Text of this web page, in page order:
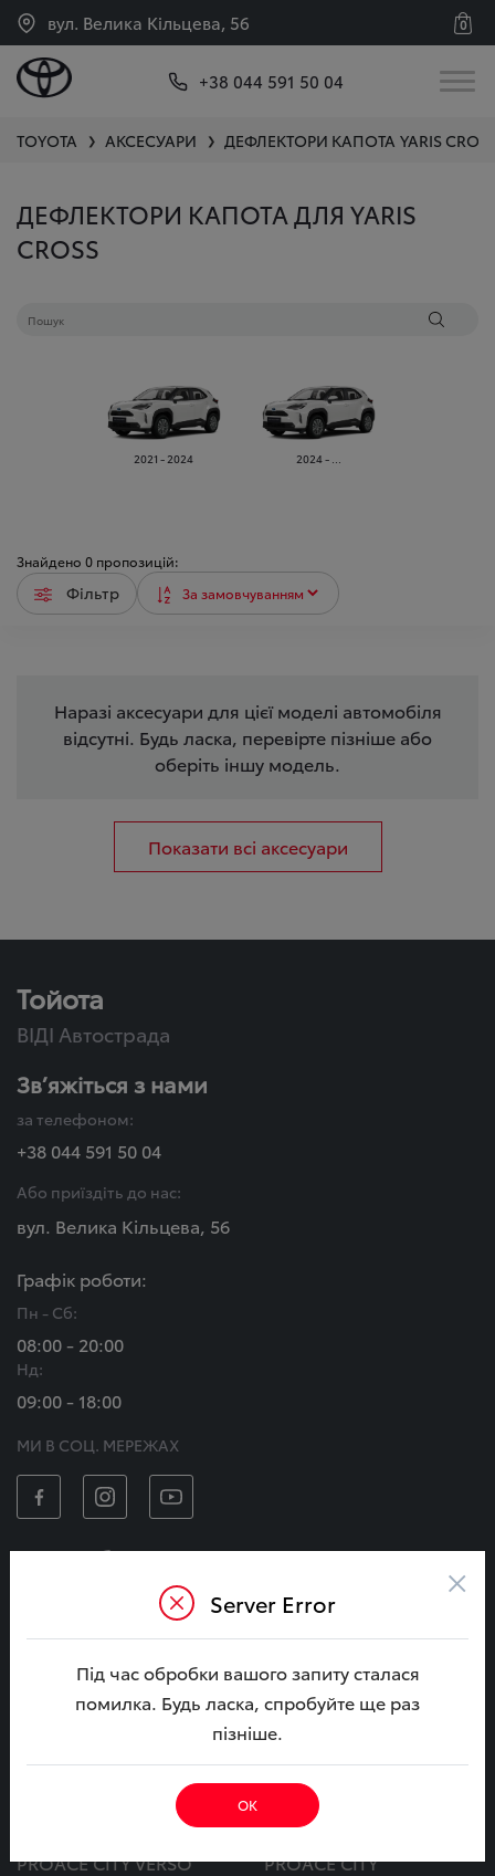
вул. Велика Кільцева, 56 0
+38 044 591 50 04
TOYOTA ❯ АКСЕСУАРИ ❯ ДЕФЛЕКТОРИ КАПОТА YARIS
ДЕФЛЕКТОРИ КАПОТА ДЛЯ YARIS
CROSS
2021 - 2024 2024 - ...
Знайдено 0 пропозицій:
Фільтр
Наразі аксесуари для цієї моделі автомобіля
відсутні. Будь ласка, перевірте пізніше або
оберіть іншу модель.
Показати всі аксесуари
Тойота
ВІДІ Автострада
Зв’яжіться з нами
за телефоном:
+38 044 591 50 04
Або приїздіть до нас:
вул. Велика Кільцева, 56
Графік роботи:
Пн - Сб:
08:00 - 20:00
Нд:
09:00 - 18:00
МИ В СОЦ. МЕРЕЖАХ
Автомобілі
CAMRY Гібрид
COROLLA
COROLLA Гібрид
C-HR+
BZ4X Touring
YARIS CROSS Гібрид
COROLLA CROSS Гібрид
LAND CRUISER PRADO
HILUX
PROACE CITY VERSO
PROACE CITY
Server Error ×
Під час обробки вашого запиту сталася
помилка. Будь ласка, спробуйте ще раз
пізніше.
ОК